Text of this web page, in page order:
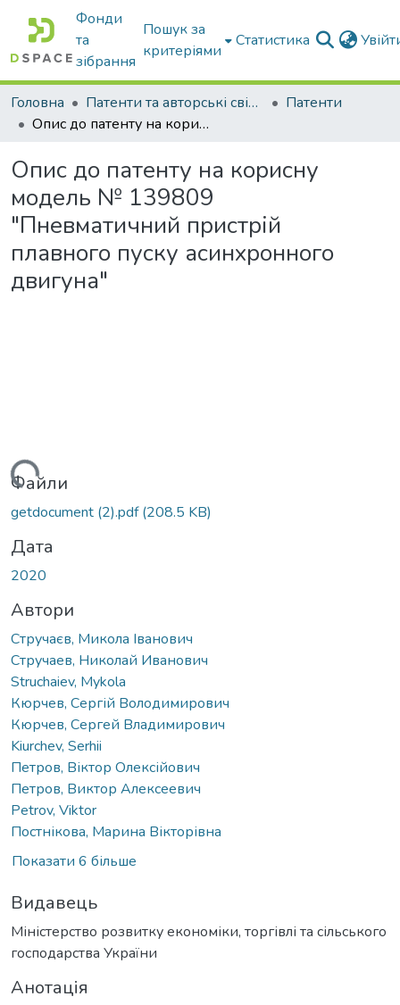
Фонди
та
зібрання
Пошук за
критеріями
Статистика
Головна Патенти та авторські свідоцтва
Патенти
Опис до патенту на корисну модель № 139809 "Пневматичний пристрій плавного пуску асинхронного двигуна"
Опис до патенту на корисну
модель № 139809
"Пневматичний пристрій
плавного пуску асинхронного
двигуна"
Файли
getdocument (2).pdf(208.5 KB)
Дата
2020
Автори
Стручаєв, Микола Іванович
Стручаев, Николай Иванович
Struchaiev, Mykola
Кюрчев, Сергій Володимирович
Кюрчев, Сергей Владимирович
Kiurchеv, Serhii
Петров, Віктор Олексійович
Петров, Виктор Алексеевич
Petrov, Viktor
Постнікова, Марина Вікторівна
Показати 6 більше
Видавець
Міністерство розвитку економіки, торгівлі та сільського
господарства України
Анотація